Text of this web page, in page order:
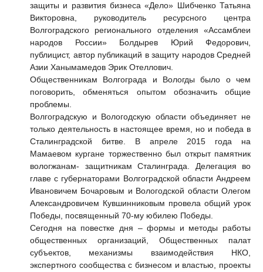
защиты и развития бизнеса «Дело» Шибченко Татьяна
Викторовна, руководитель ресурсного центра
Волгоградского регионального отделения «Ассамблеи
народов России» Болдырев Юрий Федорович,
публицист, автор публикаций в защиту народов Средней
Азии Ханымамедов Эрик Отеллович.
Общественникам Волгограда и Вологды было о чем
поговорить, обменяться опытом обозначить общие
проблемы.
Волгоградскую и Вологодскую области объединяет не
только деятельность в настоящее время, но и победа в
Сталинградской битве. В апреле 2015 года на
Мамаевом кургане торжественно был открыт памятник
вологжанам- защитникам Сталинграда. Делегация во
главе с губернаторами Волгоградской области Андреем
Ивановичем Бочаровым и Вологодской области Олегом
Александровичем Кувшинниковым провела общий урок
Победы, посвященный 70-му юбилею Победы.
Сегодня на повестке дня – формы и методы работы
общественных организаций, Общественных палат
субъектов, механизмы взаимодействия НКО,
экспертного сообщества с бизнесом и властью, проекты